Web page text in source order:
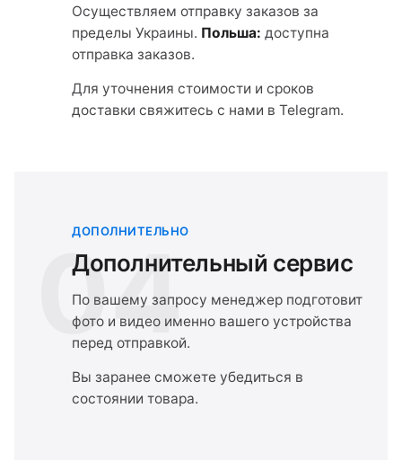
Осуществляем отправку заказов за
пределы Украины. Польша: доступна
отправка заказов.
Для уточнения стоимости и сроков
доставки свяжитесь с нами в Telegram.
04
ДОПОЛНИТЕЛЬНО
Дополнительный сервис
По вашему запросу менеджер подготовит
фото и видео именно вашего устройства
перед отправкой.
Вы заранее сможете убедиться в
состоянии товара.